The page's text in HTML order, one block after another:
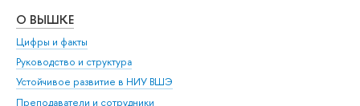
О ВЫШКЕ
Цифры и факты
Руководство и структура
Устойчивое развитие в НИУ ВШЭ
Преподаватели и сотрудники